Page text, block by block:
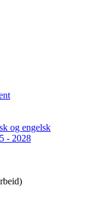
og engelsk
- 2028